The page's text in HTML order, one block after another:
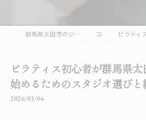
群馬県太田市のジムならGRACE FIGHT CLUB 太田 コラム ピラティス初心者が群馬
ピラティス初心者が群馬県
始めるためのスタジオ選びと
2026/03/04